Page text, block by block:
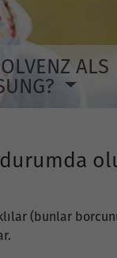
ALS
(bunlar